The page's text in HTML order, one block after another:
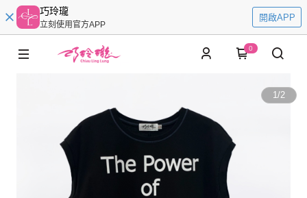
巧玲瓏
立刻使用官方APP
開啟APP
0
1/2